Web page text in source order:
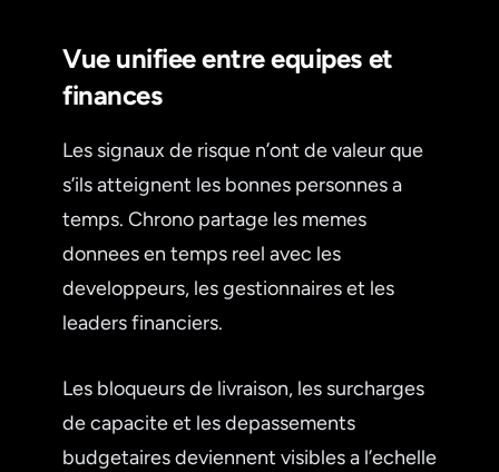
Vue unifiee entre equipes et
finances
Les signaux de risque n’ont de valeur que
s’ils atteignent les bonnes personnes a
temps. Chrono partage les memes
donnees en temps reel avec les
developpeurs, les gestionnaires et les
leaders financiers.
Les bloqueurs de livraison, les surcharges
de capacite et les depassements
budgetaires deviennent visibles a l’echelle